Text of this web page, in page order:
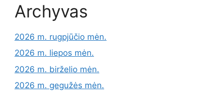
Archyvas
2026 m. rugpjūčio mėn.
2026 m. liepos mėn.
2026 m. birželio mėn.
2026 m. gegužės mėn.